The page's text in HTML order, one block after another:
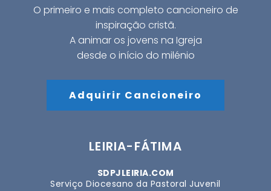
O primeiro e mais completo cancioneiro de
inspiração cristã.
A animar os jovens na Igreja
desde o início do milénio
Adquirir Cancioneiro
LEIRIA-FÁTIMA
SDPJLEIRIA.COM
Serviço Diocesano da Pastoral Juvenil